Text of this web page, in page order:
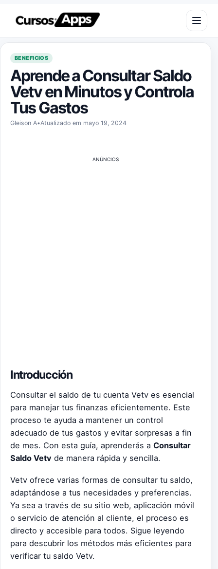
Pular para o conteúdo
Abrir
BENEFICIOS
Aprende a Consultar Saldo
Vetv en Minutos y Controla
Tus Gastos
Gleison A•Atualizado em mayo 19, 2024
ANÚNCIOS
Introducción
Consultar el saldo de tu cuenta Vetv es esencial
para manejar tus finanzas eficientemente. Este
proceso te ayuda a mantener un control
adecuado de tus gastos y evitar sorpresas a fin
de mes. Con esta guía, aprenderás a Consultar
Saldo Vetv de manera rápida y sencilla.
Vetv ofrece varias formas de consultar tu saldo,
adaptándose a tus necesidades y preferencias.
Ya sea a través de su sitio web, aplicación móvil
o servicio de atención al cliente, el proceso es
directo y accesible para todos. Sigue leyendo
para descubrir los métodos más eficientes para
verificar tu saldo Vetv.